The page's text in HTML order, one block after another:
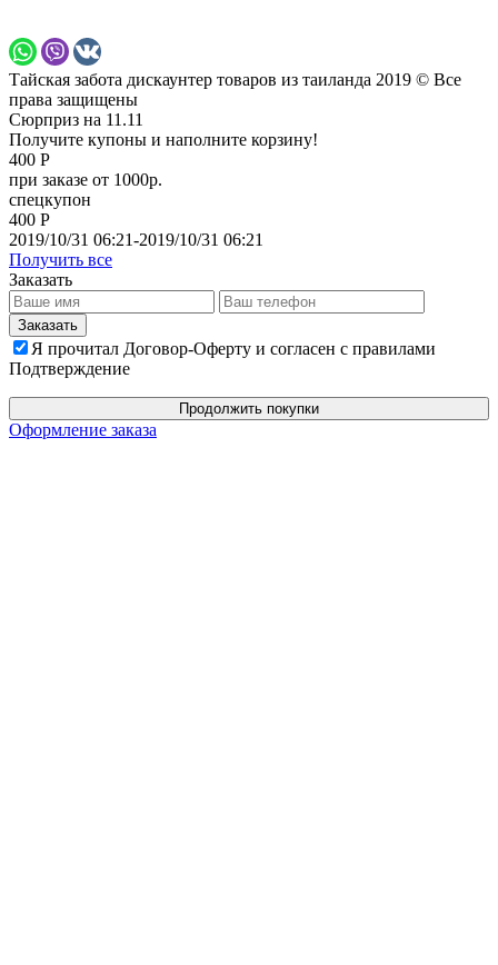
Тайская забота дискаунтер товаров из таиланда 2019 © Все
права защищены
Сюрприз на 11.11
Получите купоны и наполните корзину!
400 Р
при заказе от 1000р.
спецкупон
400 Р
2019/10/31 06:21-2019/10/31 06:21
Получить все
Заказать
Я прочитал Договор-Оферту и согласен с правилами
Подтверждение
Продолжить покупки
Оформление заказа